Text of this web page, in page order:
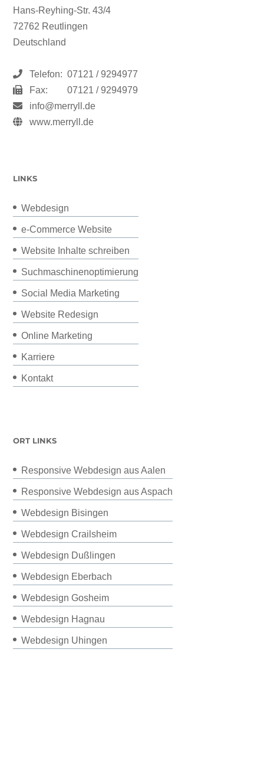
Hans-Reyhing-Str. 43/4
72762 Reutlingen
Deutschland
Telefon: 07121 / 9294977
Fax:
07121 / 9294979
info@merryll.de
www.merryll.de
LINKS
Webdesign
e-Commerce Website
Website Inhalte schreiben
Suchmaschinenoptimierung
Social Media Marketing
Website Redesign
Online Marketing
Karriere
Kontakt
ORT LINKS
Responsive Webdesign aus Aalen
Responsive Webdesign aus Aspach
Webdesign Bisingen
Webdesign Crailsheim
Webdesign Dußlingen
Webdesign Eberbach
Webdesign Gosheim
Webdesign Hagnau
Webdesign Uhingen